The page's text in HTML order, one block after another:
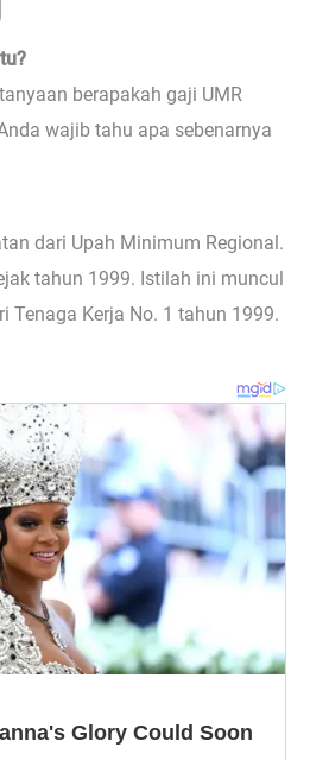
berapakah gaji UMR
wajib tahu apa sebenarnya
dari Upah Minimum Regional.
tahun 1999. Istilah ini muncul
Tenaga Kerja No. 1 tahun 1999.